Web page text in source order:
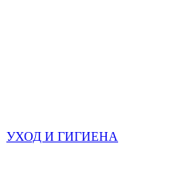
УХОД И ГИГИЕНА